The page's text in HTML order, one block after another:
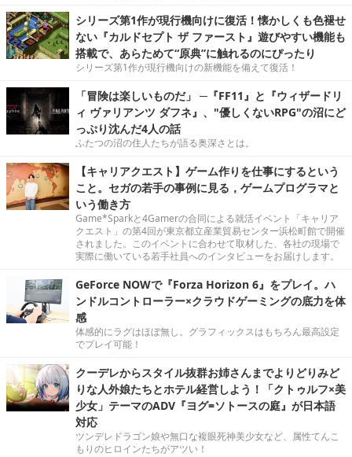
シリーズ第1作が現行機向けに復活！懐かしくも色褪せ
ない『カルドセプト ザ ファースト』遊びやすい機能も
搭載で、あらためて“原典”に触れるのにぴったり
シリーズ第1作が現行機向けの新機能を備えて復活！
「冒険は楽しいものだ」 ─『FF11』と『ウィザードリ
ィ ヴァリアンツ ダフネ』、"優しくないRPG"の沼にど
っぷり沈んだ4人の話
ふたつの沼の住人たちが語る奥深さとは。
【キャリアクエスト】ゲーム作りを仕事にするという
こと。セガの若手の事例に見る，ゲームプログラマと
いう働き方
Game*Sparkと4Gamerの合同による就活イベント「キャリア
クエスト」の第4回が東京都立産業貿易センター浜松町館で開催
されました。このイベントに合わせて取材した、各社の現場で
実際に働いている若手社員へのインタビューをお届けします。
GeForce NOWで『Forza Horizon 6』をプレイ。ハ
ンドルコントローラー×クラウドゲーミングの底力を体
感
体感的にラグはほぼ無し。グラフィックスはもちろん最高設定
でプレイ可能！
クーデレからスタイル抜群お姉さんまでよりどりみど
りな人外娘たちとホテル経営しよう！「クトゥルフ×美
少女」テーマのADV『ヨグ=ソトースの庭』が日本語
対応
ツンデレドラゴン娘や無口な複眼死神美少女など、属性てんこ
もりのヒロインたちがアツい！